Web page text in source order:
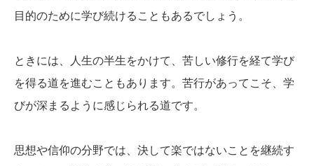
目的のために学び続けることもあるでしょう。
ときには、人生の半生をかけて、苦しい修行を経て学び
を得る道を進むこともあります。苦行があってこそ、学
びが深まるように感じられる道です。
思想や信仰の分野では、決して楽ではないことを継続す